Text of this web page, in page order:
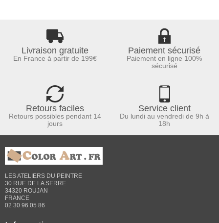
Livraison gratuite
En France à partir de 199€
Paiement sécurisé
Paiement en ligne 100%
sécurisé
Retours faciles
Retours possibles pendant 14
jours
Service client
Du lundi au vendredi de 9h à
18h
LES ATELIERS DU PEINTRE
30 RUE DE LA SERRE
34320 ROUJAN
FRANCE
02 30 96 05 86